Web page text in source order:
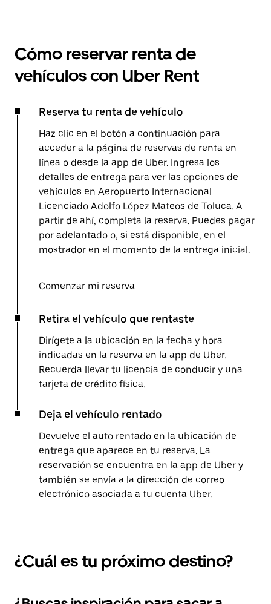
Cómo reservar renta de
vehículos con Uber Rent
Reserva tu renta de vehículo
Haz clic en el botón a continuación para
acceder a la página de reservas de renta en
línea o desde la app de Uber. Ingresa los
detalles de entrega para ver las opciones de
vehículos en Aeropuerto Internacional
Licenciado Adolfo López Mateos de Toluca. A
partir de ahí, completa la reserva. Puedes pagar
por adelantado o, si está disponible, en el
mostrador en el momento de la entrega inicial.
Comenzar mi reserva
Retira el vehículo que rentaste
Dirígete a la ubicación en la fecha y hora
indicadas en la reserva en la app de Uber.
Recuerda llevar tu licencia de conducir y una
tarjeta de crédito física.
Deja el vehículo rentado
Devuelve el auto rentado en la ubicación de
entrega que aparece en tu reserva. La
reservación se encuentra en la app de Uber y
también se envía a la dirección de correo
electrónico asociada a tu cuenta Uber.
¿Cuál es tu próximo destino?